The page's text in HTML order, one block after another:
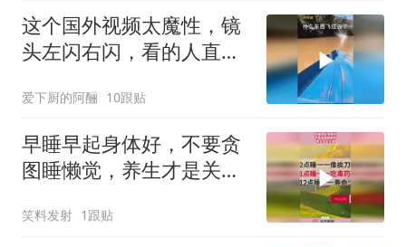
这个国外视频太魔性，镜
头左闪右闪，看的人直捂
爱下厨的阿酾 10跟贴
早睡早起身体好，不要贪
图睡懒觉，养生才是关
笑料发射 1跟贴